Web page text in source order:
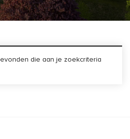
die aan je zoekcriteria